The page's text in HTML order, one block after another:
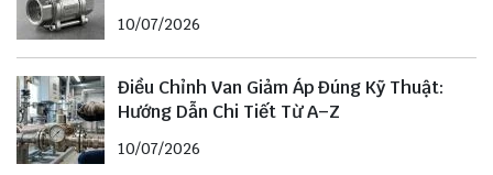
10/07/2026
Điều Chỉnh Van Giảm Áp Đúng Kỹ Thuật:
Hướng Dẫn Chi Tiết Từ A–Z
10/07/2026